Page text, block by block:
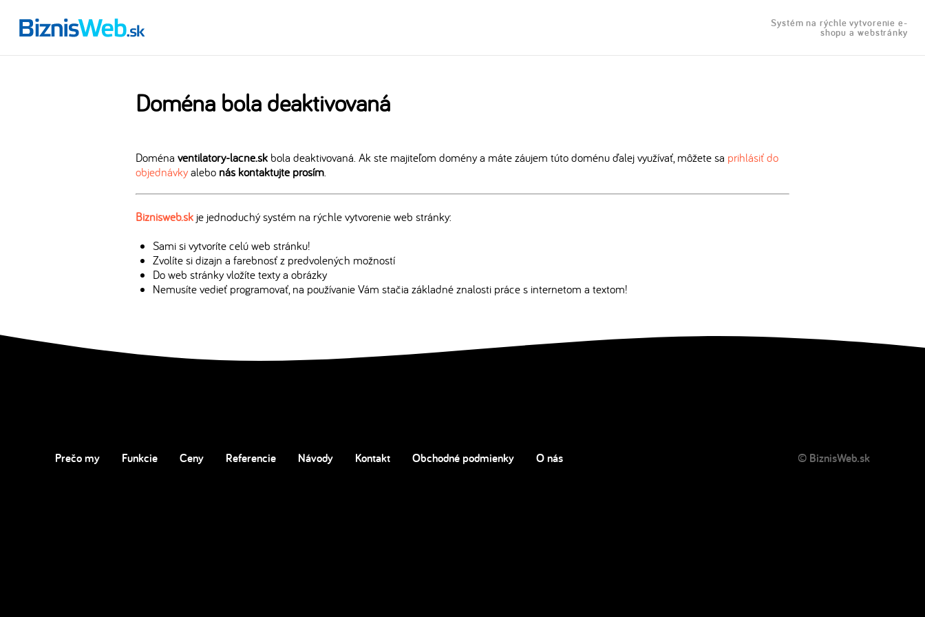
Systém na rýchle vytvorenie e-
shopu a webstránky
Doména bola deaktivovaná
Doména ventilatory-lacne.sk bola deaktivovaná. Ak ste majiteľom domény a máte záujem túto doménu ďalej využívať, môžete sa prihlásiť do
objednávkyalebo nás kontaktujte prosím
Biznisweb.sk je jednoduchý systém na rýchle vytvorenie web stránky:
Sami si vytvoríte celú web stránku!
Zvolíte si dizajn a farebnosť z predvolených možností
Do web stránky vložíte texty a obrázky
Nemusíte vedieť programovať, na používanie Vám stačia základné znalosti práce s internetom a textom!
Prečo my Funkcie Ceny Referencie Návody Kontakt Obchodné podmienky O nás © BiznisWeb.sk